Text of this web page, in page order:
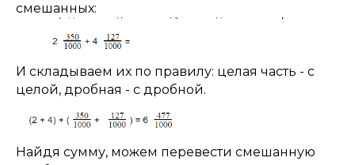
смешанных:
И складываем их по правилу: целая часть - с
целой, дробная - с дробной.
Найдя сумму, можем перевести смешанную